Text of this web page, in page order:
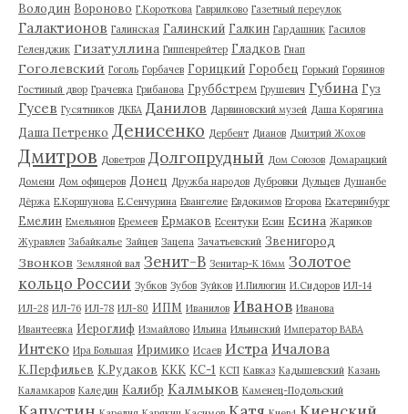
Володин Вороново Г.Короткова Гаврилково Газетный переулок
Галактионов Галинская Галинский Галкин Гардашник Гасилов
Геленджик Гизатуллина Гиппенрейтер Гладков Гнап
Гоголевский Гоголь Горбачев Горицкий Горобец Горький Горяинов
Гостиный двор Грачевка Грибанова Груббстрем Грушевич Губина Гуз
Гусев Гусятников ДКБА Данилов Дарвиновский музей Даша Корягина
Даша Петренко Денисенко Дербент Дианов Дмитрий Жохов
Дмитров Доветров Долгопрудный Дом Союзов Домарацкий
Домени Дом офицеров Донец Дружба народов Дубровки Дульцев Душанбе
Дёржа Е.Коршунова Е.Сенчурина Евангелие Евдокимов Егорова Екатеринбург
Емелин Емельянов Еремеев Ермаков Есентуки Есин Есина Жариков
Журавлев Забайкалье Зайцев Зацепа Зачатьевский Звенигород
Звонков Земляной вал Зенит-В Зенитар-К 16мм Золотое
кольцо России Зубков Зубов Зуйков И.Пилюгин И.Сидоров ИЛ-14
ИЛ-28 ИЛ-76 ИЛ-78 ИЛ-80 ИПМ Иванилов Иванов Иванова
Ивантеевка Иероглиф Измайлово Ильина Ильинский Император ВАВА
Интеко Ира Большая Иримико Исаев Истра Ичалова
К.Перфильев К.Рудаков ККК КС-1 КСП Кавказ Кадышевский Казань
Каламкаров Каледин Калибр Калмыков Каменец-Подольский